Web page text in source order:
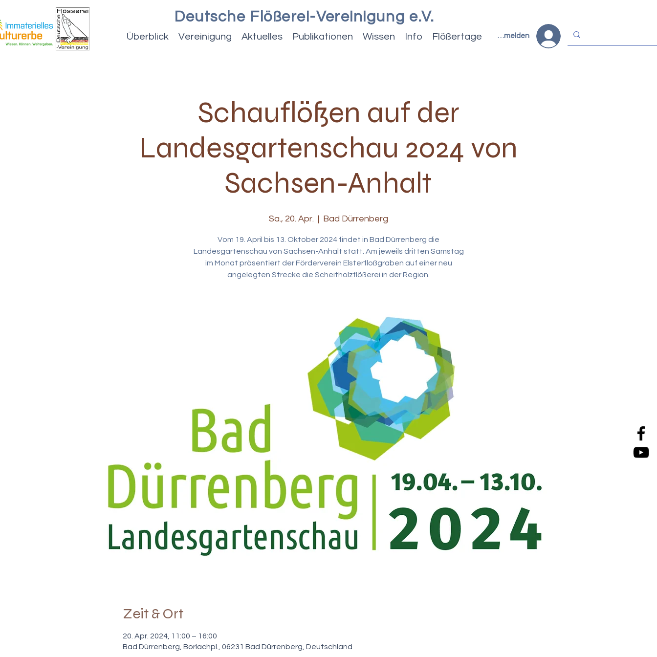
Deutsche Flößerei-Vereinigung e.V.
Überblick Vereinigung Aktuelles Publikationen Wissen Info Flößertage Anmelden
Schauflößen auf der
Landesgartenschau 2024 von
Sachsen-Anhalt
Sa., 20. Apr.
  |
Bad Dürrenberg
Vom 19. April bis 13. Oktober 2024 findet in Bad Dürrenberg die
Landesgartenschau von Sachsen-Anhalt statt. Am jeweils dritten Samstag
im Monat präsentiert der Förderverein Elsterfloßgraben auf einer neu
angelegten Strecke die Scheitholzflößerei in der Region.
Zeit & Ort
20. Apr. 2024, 11:00 – 16:00
Bad Dürrenberg, Borlachpl., 06231 Bad Dürrenberg, Deutschland